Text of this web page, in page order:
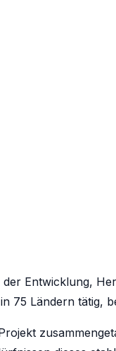
Entwicklung,
75 Ländern